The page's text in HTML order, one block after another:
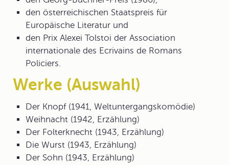
den österreichischen Staatspreis für
Europäische Literatur und
den Prix Alexei Tolstoi der Association
internationale des Ecrivains de Romans
Policiers.
Werke (Auswahl)
Der Knopf (1941, Weltuntergangskomödie)
Weihnacht (1942, Erzählung)
Der Folterknecht (1943, Erzählung)
Die Wurst (1943, Erzählung)
Der Sohn (1943, Erzählung)